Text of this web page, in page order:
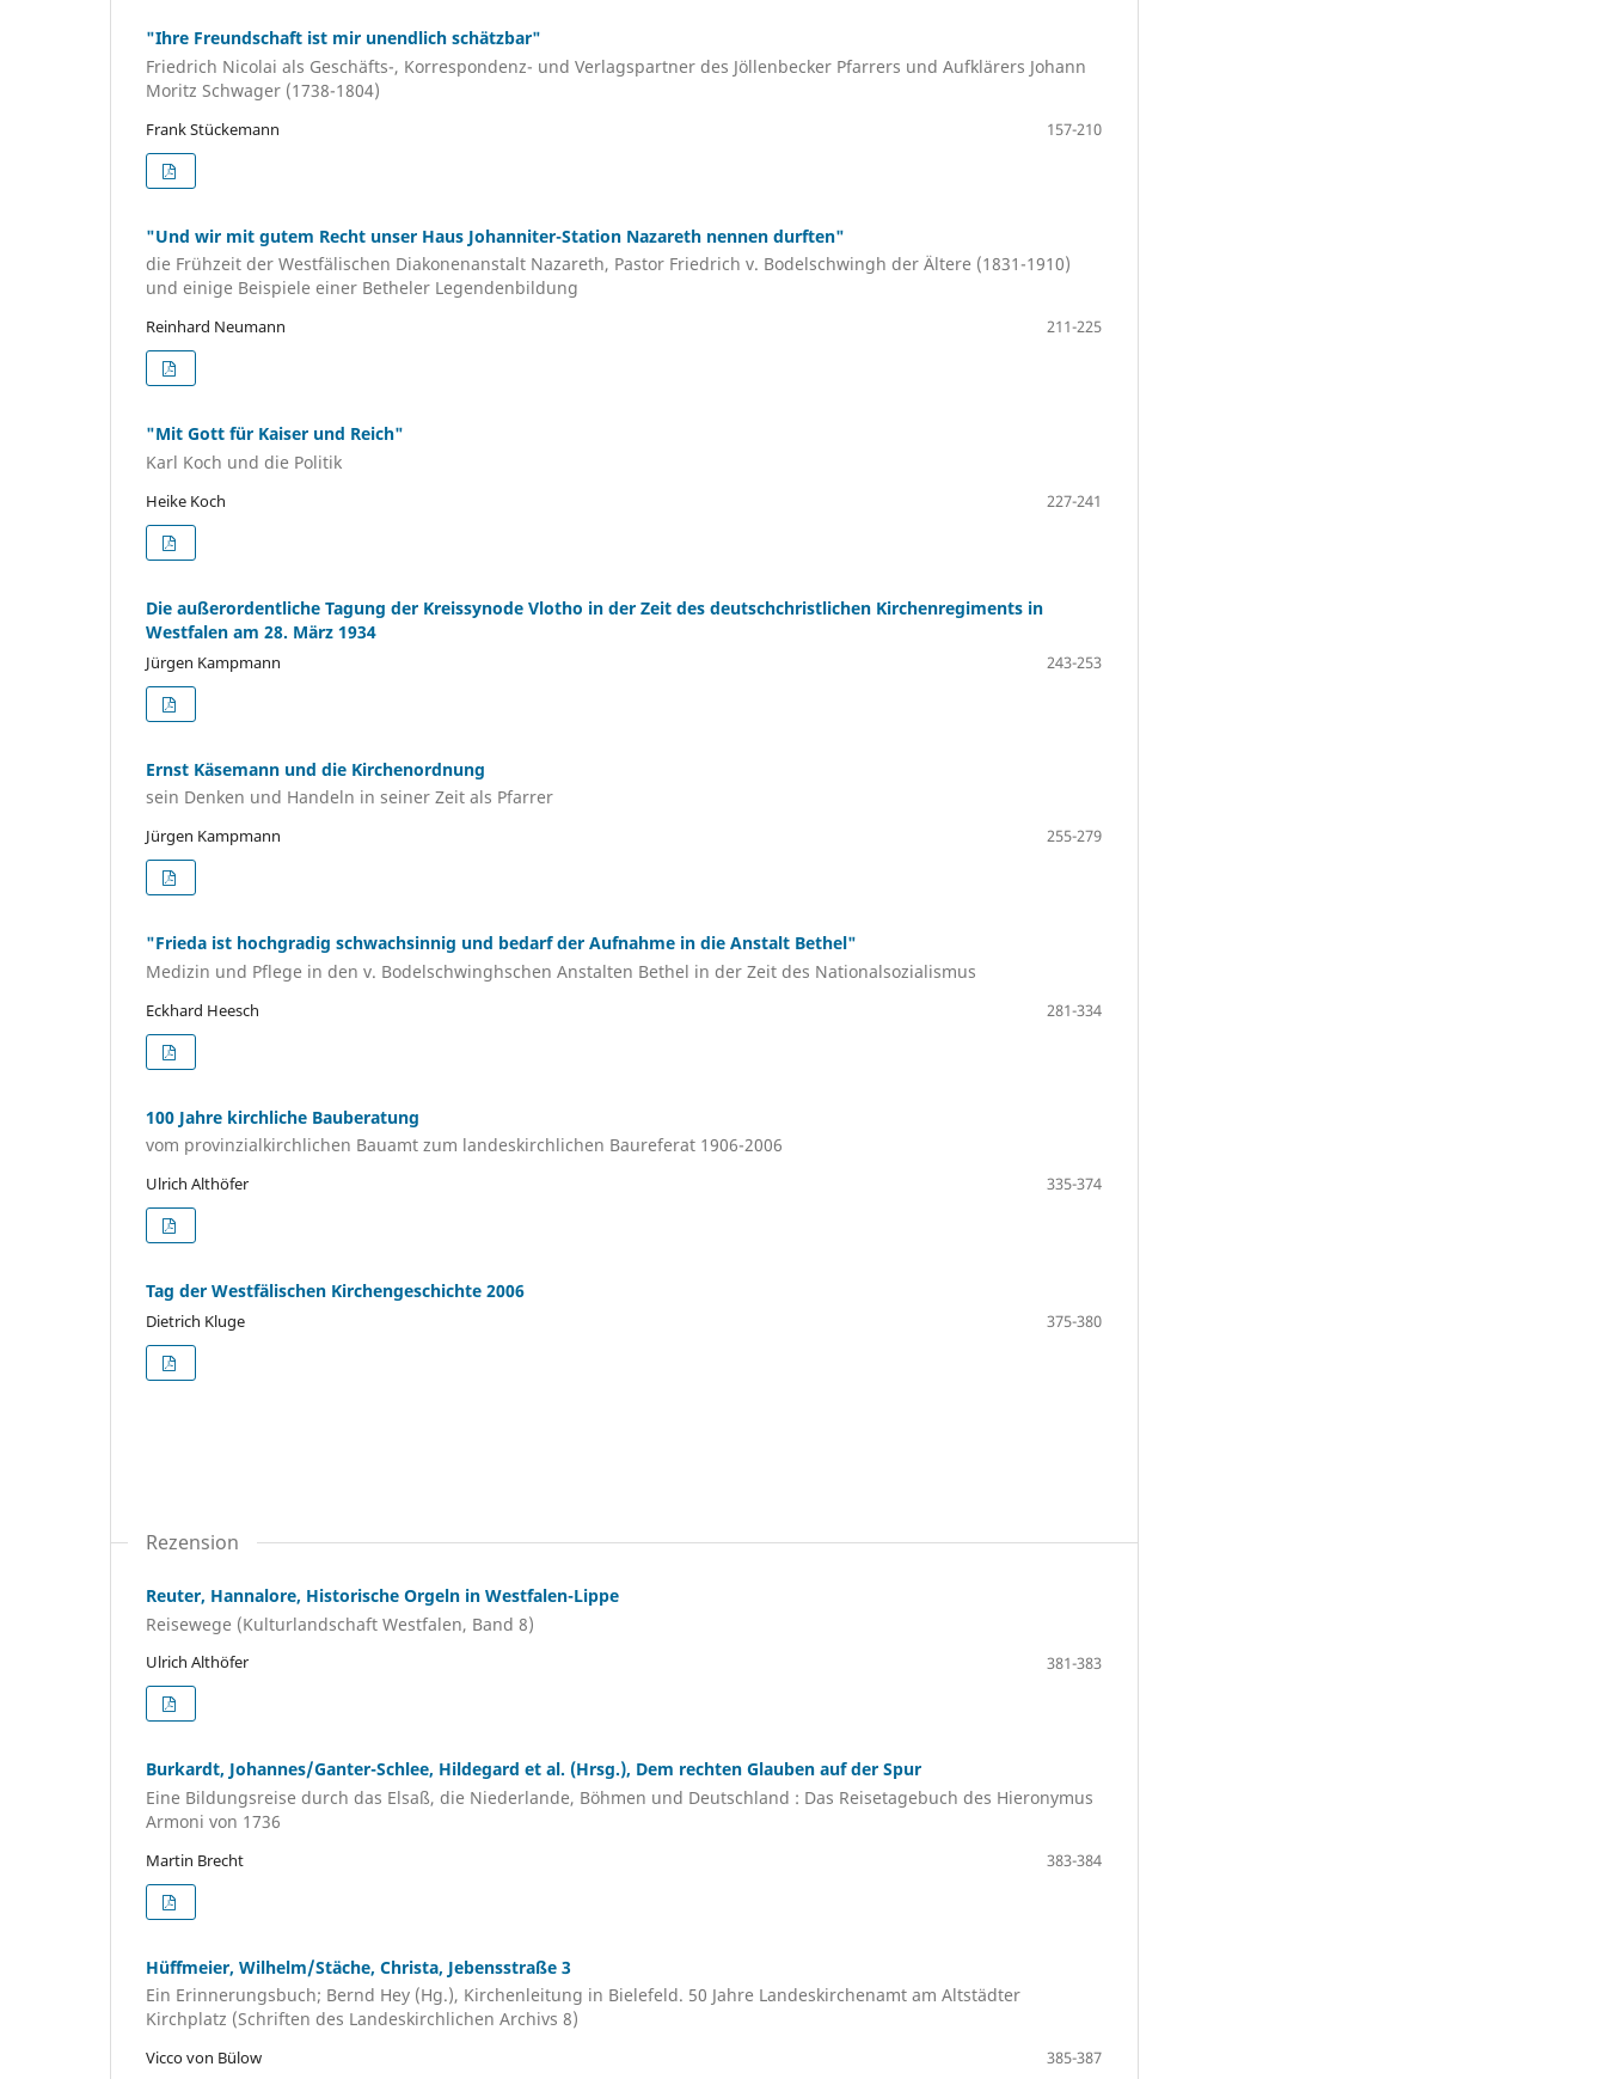
"Ihre Freundschaft ist mir unendlich schätzbar"
Friedrich Nicolai als Geschäfts-, Korrespondenz- und Verlagspartner des Jöllenbecker Pfarrers und Aufklärers Johann
Moritz Schwager (1738-1804)
Frank Stückemann 157-210
"Und wir mit gutem Recht unser Haus Johanniter-Station Nazareth nennen durften"
die Frühzeit der Westfälischen Diakonenanstalt Nazareth, Pastor Friedrich v. Bodelschwingh der Ältere (1831-1910)
und einige Beispiele einer Betheler Legendenbildung
Reinhard Neumann 211-225
"Mit Gott für Kaiser und Reich"
Karl Koch und die Politik
Heike Koch 227-241
Die außerordentliche Tagung der Kreissynode Vlotho in der Zeit des deutschchristlichen Kirchenregiments in
Westfalen am 28. März 1934
Jürgen Kampmann 243-253
Ernst Käsemann und die Kirchenordnung
sein Denken und Handeln in seiner Zeit als Pfarrer
Jürgen Kampmann 255-279
"Frieda ist hochgradig schwachsinnig und bedarf der Aufnahme in die Anstalt Bethel"
Medizin und Pflege in den v. Bodelschwinghschen Anstalten Bethel in der Zeit des Nationalsozialismus
Eckhard Heesch 281-334
100 Jahre kirchliche Bauberatung
vom provinzialkirchlichen Bauamt zum landeskirchlichen Baureferat 1906-2006
Ulrich Althöfer 335-374
Tag der Westfälischen Kirchengeschichte 2006
Dietrich Kluge 375-380
Rezension
Reuter, Hannalore, Historische Orgeln in Westfalen-Lippe
Reisewege (Kulturlandschaft Westfalen, Band 8)
Ulrich Althöfer 381-383
Burkardt, Johannes/Ganter-Schlee, Hildegard et al. (Hrsg.), Dem rechten Glauben auf der Spur
Eine Bildungsreise durch das Elsaß, die Niederlande, Böhmen und Deutschland : Das Reisetagebuch des Hieronymus
Armoni von 1736
Martin Brecht 383-384
Hüffmeier, Wilhelm/Stäche, Christa, Jebensstraße 3
Ein Erinnerungsbuch; Bernd Hey (Hg.), Kirchenleitung in Bielefeld. 50 Jahre Landeskirchenamt am Altstädter
Kirchplatz (Schriften des Landeskirchlichen Archivs 8)
Vicco von Bülow 385-387